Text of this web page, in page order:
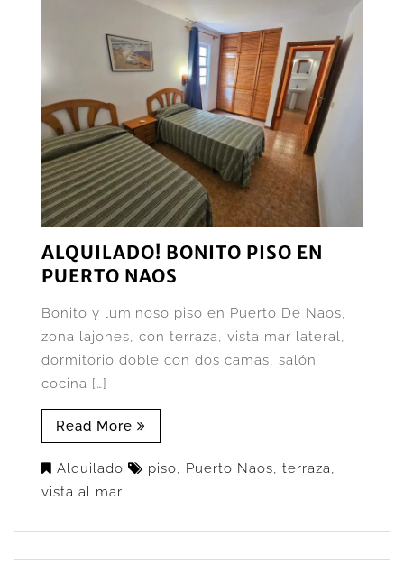
ALQUILADO! BONITO PISO EN
PUERTO NAOS
Bonito y luminoso piso en Puerto De Naos,
zona lajones, con terraza, vista mar lateral,
dormitorio doble con dos camas, salón
cocina […]
Read More
Alquilado piso, Puerto Naos, terraza,
vista al mar